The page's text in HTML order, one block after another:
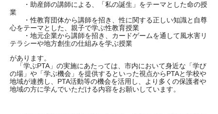
・助産師の講師による、「私の誕生」をテーマとした命の授
業
・性教育団体から講師を招き、性に関する正しい知識と自尊
心をテーマとした、親子で学ぶ性教育授業
・地元企業から講師を招き、カードゲームを通して風水害リ
テラシーや地方創生の仕組みを学ぶ授業
があります。
「学ぶPTA」の実施にあたっては、市内において身近な「学び
の場」や「学ぶ機会」を提供するといった視点からPTAと学校や
地域が連携し、PTA活動等の機会を活用し、より多くの保護者や
地域の方に学んでいただける内容をお願いしています。